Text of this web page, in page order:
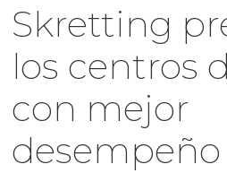
Skretting
los centros
con mejor
desempeño